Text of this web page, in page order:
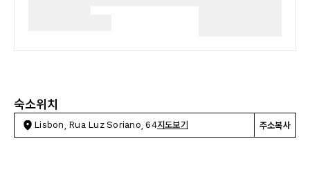
숙소위치
Lisbon, Rua Luz Soriano, 64지도보기 주소복사